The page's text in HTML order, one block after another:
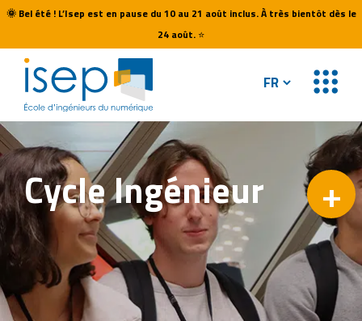
🌞Bel été ! L’Isep est en pause du 10 au 21 août inclus. À très bientôt dès le
24 août. ⭐
+
CycleIngénieur